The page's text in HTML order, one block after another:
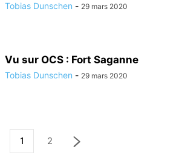
Tobias Dunschen - 29 mars 2020
Vu sur OCS : Fort Saganne
Tobias Dunschen - 29 mars 2020
1 2